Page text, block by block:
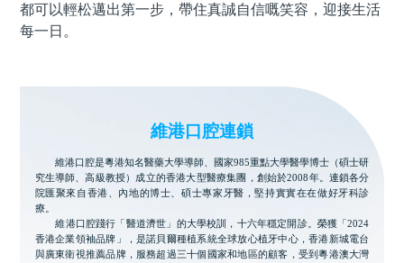
都可以輕松邁出第一步，帶住真誠自信嘅笑容，迎接生活
每一日。
維港口腔連鎖
維港口腔是粵港知名醫藥大學導師、國家985重點大學醫學博士（碩士研
究生導師、高級教授）成立的香港大型醫療集團，創始於2008年。連鎖各分
院匯聚來自香港、內地的博士、碩士專家牙醫，堅持實實在在做好牙科診
療。
維港口腔踐行「醫道濟世」的大學校訓，十六年穩定開診。榮獲「2024
香港企業領袖品牌」，是諾貝爾種植系統全球放心植牙中心，香港新城電台
與廣東衛視推薦品牌，服務超過三十個國家和地區的顧客，受到粵港澳大灣